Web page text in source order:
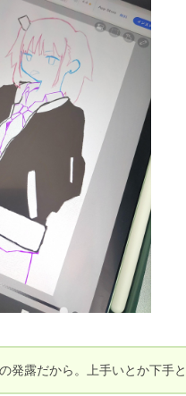
発露だから。上手いとか下手